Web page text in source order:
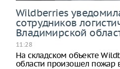
Wildberries
сотрудников
Владимирской
11:28
На складском объекте
области произошел пожар